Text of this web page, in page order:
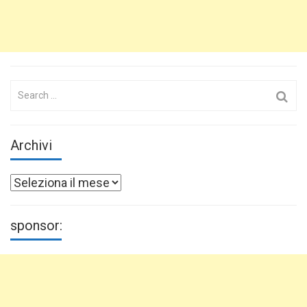
Search
Archivi
Archivi
sponsor: